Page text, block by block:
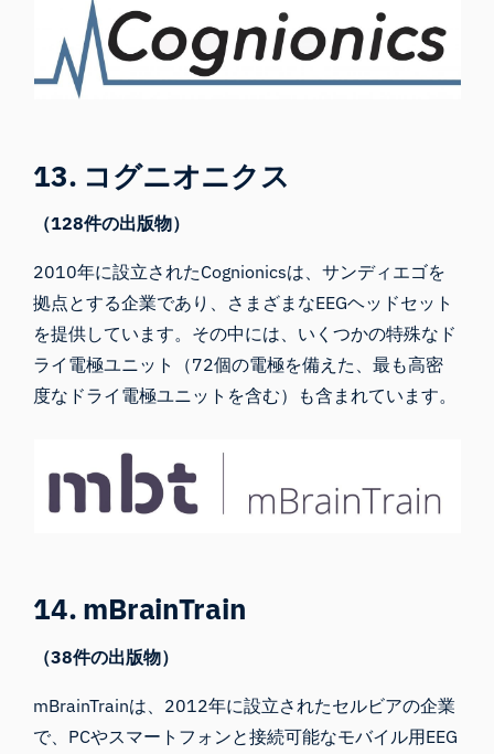
13. コグニオニクス
（128件の出版物）
2010年に設立されたCognionicsは、サンディエゴを
拠点とする企業であり、さまざまなEEGヘッドセット
を提供しています。その中には、いくつかの特殊なド
ライ電極ユニット（72個の電極を備えた、最も高密
度なドライ電極ユニットを含む）も含まれています。
14. mBrainTrain
（38件の出版物）
mBrainTrainは 、2012年に設立されたセルビアの企業
で、PCやスマートフォンと接続可能なモバイル用EEG